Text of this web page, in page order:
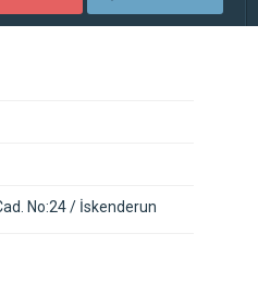
No:24 / İskenderun